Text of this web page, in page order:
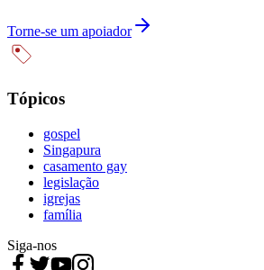
Torne-se um apoiador
Tópicos
gospel
Singapura
casamento gay
legislação
igrejas
família
Siga-nos